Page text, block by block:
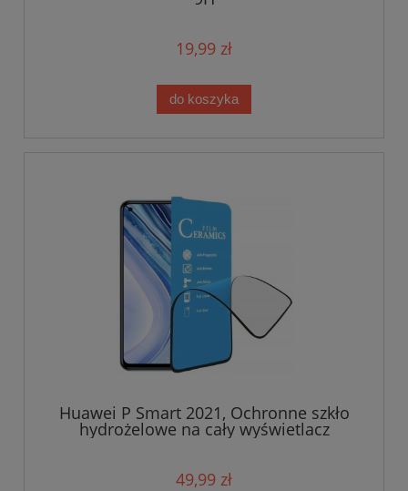
19,99 zł
do koszyka
Huawei P Smart 2021, Ochronne szkło
hydrożelowe na cały wyświetlacz
49,99 zł